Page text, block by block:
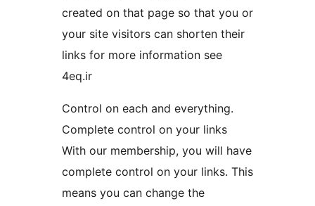
created on that page so that you or
your site visitors can shorten their
links for more information see
4eq.ir
Control on each and everything.
Complete control on your links
With our membership, you will have
complete control on your links. This
means you can change the